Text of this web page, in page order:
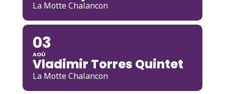
La Motte Chalancon
03
AOÛ
Vladimir Torres Quintet
La Motte Chalancon